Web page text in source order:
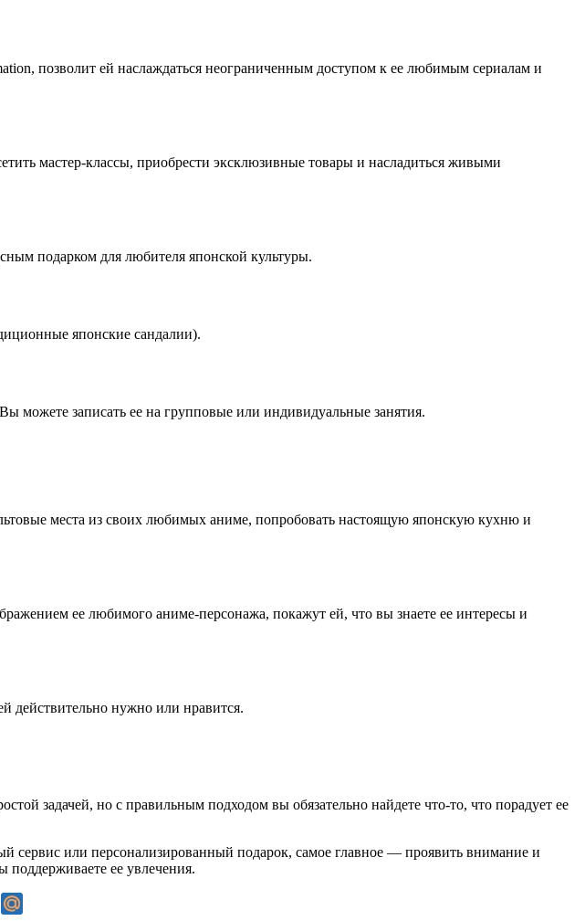
позволит ей наслаждаться неограниченным доступом к ее любимым сериалам и
мастер-классы, приобрести эксклюзивные товары и насладиться живыми
подарком для любителя японской культуры.
японские сандалии).
можете записать ее на групповые или индивидуальные занятия.
места из своих любимых аниме, попробовать настоящую японскую кухню и
ее любимого аниме-персонажа, покажут ей, что вы знаете ее интересы и
действительно нужно или нравится.
задачей, но с правильным подходом вы обязательно найдете что-то, что порадует ее
или персонализированный подарок, самое главное — проявить внимание и
поддерживаете ее увлечения.